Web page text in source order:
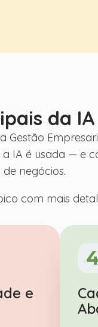
da
Gestão
IA é usada — e
negócios.
com mais
e